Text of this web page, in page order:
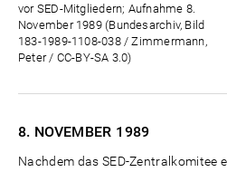
vor SED-Mitgliedern; Aufnahme 8.
November 1989 (Bundesarchiv, Bild
183-1989-1108-038 / Zimmermann,
Peter / CC-BY-SA 3.0)
8. NOVEMBER 1989
Nachdem das SED-Zentralkomitee